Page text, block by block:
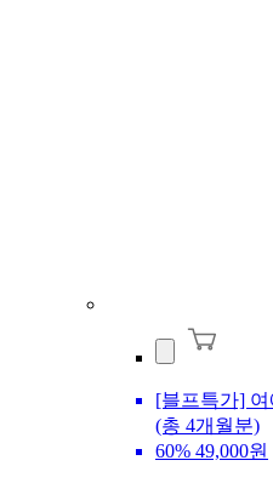
[블프특가] 여
(총 4개월분)
60% 49,000원